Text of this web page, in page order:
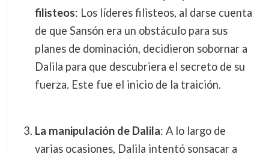
filisteos: Los líderes filisteos, al darse cuenta
de que Sansón era un obstáculo para sus
planes de dominación, decidieron sobornar a
Dalila para que descubriera el secreto de su
fuerza. Este fue el inicio de la traición.
La manipulación de Dalila: A lo largo de
varias ocasiones, Dalila intentó sonsacar a